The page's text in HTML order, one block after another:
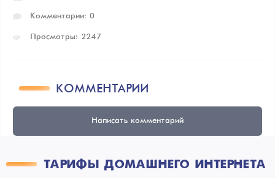
Комментарии: 0
Просмотры: 2247
КОММЕНТАРИИ
Написать комментарий
ТАРИФЫ ДОМАШНЕГО ИНТЕРНЕТА